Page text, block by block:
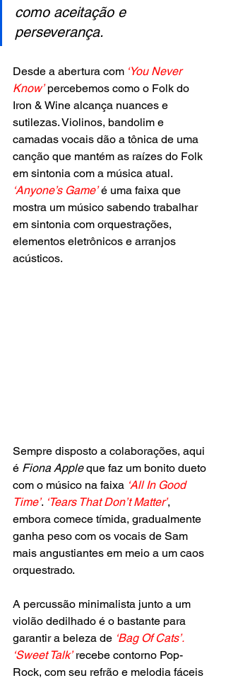
como aceitação e
perseverança.
Desde a abertura com ‘You Never
Know’ percebemos como o Folk do
Iron & Wine alcança nuances e
sutilezas. Violinos, bandolim e
camadas vocais dão a tônica de uma
canção que mantém as raízes do Folk
em sintonia com a música atual.
‘Anyone’s Game’ é uma faixa que
mostra um músico sabendo trabalhar
em sintonia com orquestrações,
elementos eletrônicos e arranjos
acústicos.
Sempre disposto a colaborações, aqui
é Fiona Apple que faz um bonito dueto
com o músico na faixa ‘All In Good
Time’. ‘Tears That Don’t Matter’,
embora comece tímida, gradualmente
ganha peso com os vocais de Sam
mais angustiantes em meio a um caos
orquestrado.
A percussão minimalista junto a um
violão dedilhado é o bastante para
garantir a beleza de ‘Bag Of Cats’.
‘Sweet Talk’ recebe contorno Pop-
Rock, com seu refrão e melodia fáceis